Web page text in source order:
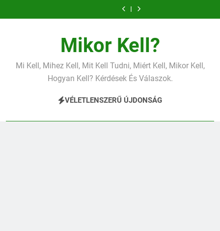
a
alacsony vas?
Mikor Kell?
Mi Kell, Mihez Kell, Mit Kell Tudni, Miért Kell, Mikor Kell,
Hogyan Kell? Kérdések És Válaszok.
VÉLETLENSZERŰ ÚJDONSÁG